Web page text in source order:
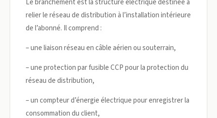
Le branchement est la structure électrique destinée à
relier le réseau de distribution à l’installation intérieure
de l’abonné. Il comprend :
– une liaison réseau en câble aérien ou souterrain,
– une protection par fusible CCP pour la protection du
réseau de distribution,
– un compteur d’énergie électrique pour enregistrer la
consommation du client,